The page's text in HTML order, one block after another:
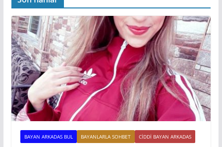
BAYAN ARKADAS BUL BAYANLARLA SOHBET CIDDI BAYAN ARKADAS